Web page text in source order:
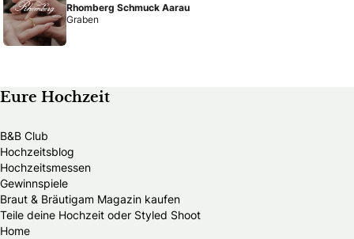
Rhomberg Schmuck Aarau
Graben
Eure Hochzeit
B&B Club
Hochzeitsblog
Hochzeitsmessen
Gewinnspiele
Braut & Bräutigam Magazin kaufen
Teile deine Hochzeit oder Styled Shoot
Home